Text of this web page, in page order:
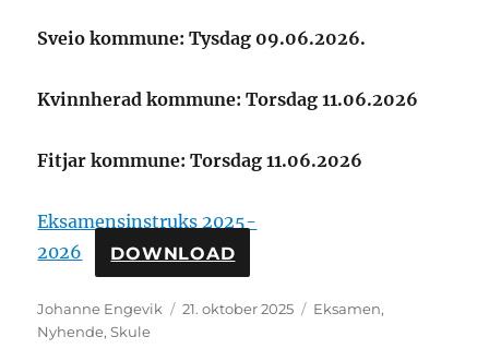
Sveio kommune: Tysdag 09.06.2026.
Kvinnherad kommune: Torsdag 11.06.2026
Fitjar kommune: Torsdag 11.06.2026
Eksamensinstruks 2025-
2026
DOWNLOAD
Johanne Engevik 21. oktober 2025 Eksamen,
Nyhende,Skule